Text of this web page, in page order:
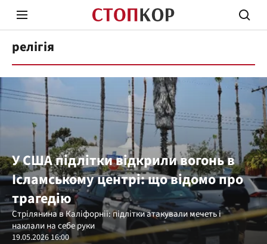
Стоп Політичній Корупції
Політика
релігія
У США підлітки відкрили вогонь в
Ісламському центрі: що відомо про
трагедію
Стрілянина в Каліфорнії: підлітки атакували мечеть і
наклали на себе руки
19.05.2026 16:00